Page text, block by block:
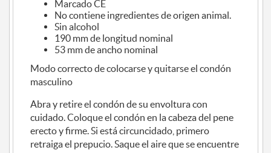
Marcado CE
No contiene ingredientes de origen animal.
Sin alcohol
190 mm de longitud nominal
53 mm de ancho nominal
Modo correcto de colocarse y quitarse el condón
masculino
Abra y retire el condón de su envoltura con
cuidado. Coloque el condón en la cabeza del pene
erecto y firme. Si está circuncidado, primero
retraiga el prepucio. Saque el aire que se encuentre